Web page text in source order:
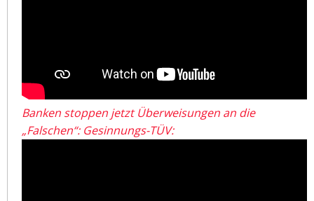
Banken stoppen jetzt Überweisungen an die
„Falschen“: Gesinnungs-TÜV: